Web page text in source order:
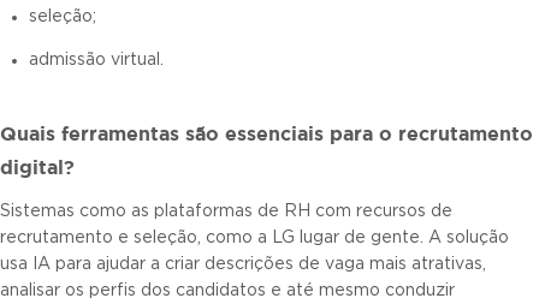
seleção;
admissão virtual.
Quais ferramentas são essenciais para o recrutamento
digital?
Sistemas como as plataformas de RH com recursos de
recrutamento e seleção, como a LG lugar de gente. A solução
usa IA para ajudar a criar descrições de vaga mais atrativas,
analisar os perfis dos candidatos e até mesmo conduzir